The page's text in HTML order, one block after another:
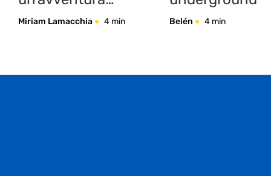
indimenticabile
Miriam Lamacchia 4 min Belén 4 min